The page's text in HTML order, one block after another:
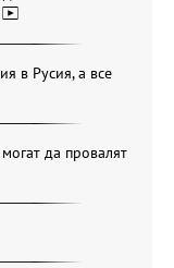
в Русия, а все
да провалят